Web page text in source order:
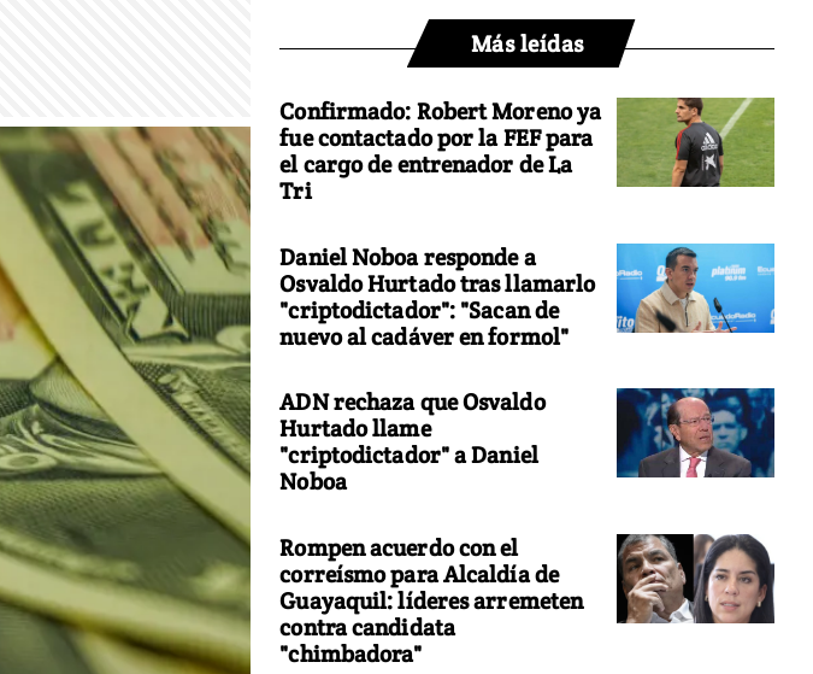
Más leídas
Confirmado: Robert Moreno ya
fue contactado por la FEF para
el cargo de entrenador de La
Tri
Daniel Noboa responde a
Osvaldo Hurtado tras llamarlo
"criptodictador": "Sacan de
nuevo al cadáver en formol"
ADN rechaza que Osvaldo
Hurtado llame
"criptodictador" a Daniel
Noboa
Rompen acuerdo con el
correísmo para Alcaldía de
Guayaquil: líderes arremeten
contra candidata
"chimbadora"